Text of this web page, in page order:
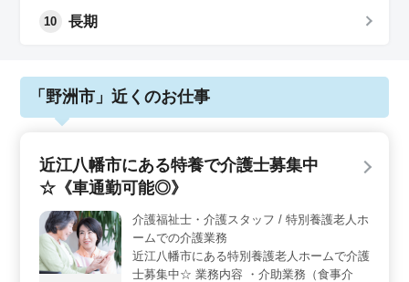
10 長期
「野洲市」近くのお仕事
近江八幡市にある特養で介護士募集中
☆《車通勤可能◎》
介護福祉士・介護スタッフ / 特別養護老人ホ
ームでの介護業務
近江八幡市にある特別養護老人ホームで介護
士募集中☆ 業務内容 ・介助業務（食事介